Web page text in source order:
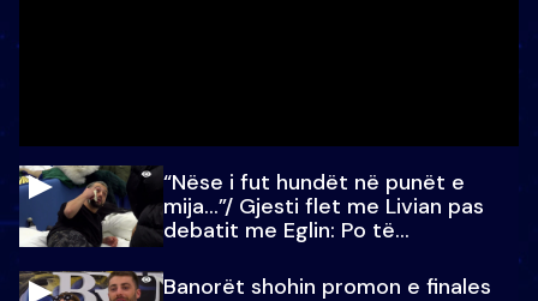
“Nëse i fut hundët në punët e
mija…”/ Gjesti flet me Livian pas
debatit me Eglin: Po të
Banorët shohin promon e finales